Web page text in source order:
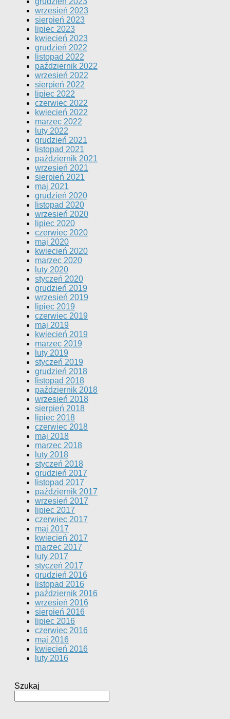
wrzesień 2023
sierpień 2023
lipiec 2023
kwiecień 2023
grudzień 2022
listopad 2022
październik 2022
wrzesień 2022
sierpień 2022
lipiec 2022
czerwiec 2022
kwiecień 2022
marzec 2022
luty 2022
grudzień 2021
listopad 2021
październik 2021
wrzesień 2021
sierpień 2021
maj 2021
grudzień 2020
listopad 2020
wrzesień 2020
lipiec 2020
czerwiec 2020
maj 2020
kwiecień 2020
marzec 2020
luty 2020
styczeń 2020
grudzień 2019
wrzesień 2019
lipiec 2019
czerwiec 2019
maj 2019
kwiecień 2019
marzec 2019
luty 2019
styczeń 2019
grudzień 2018
listopad 2018
październik 2018
wrzesień 2018
sierpień 2018
lipiec 2018
czerwiec 2018
maj 2018
marzec 2018
luty 2018
styczeń 2018
grudzień 2017
listopad 2017
październik 2017
wrzesień 2017
lipiec 2017
czerwiec 2017
maj 2017
kwiecień 2017
marzec 2017
luty 2017
styczeń 2017
grudzień 2016
listopad 2016
październik 2016
wrzesień 2016
sierpień 2016
lipiec 2016
czerwiec 2016
maj 2016
kwiecień 2016
luty 2016
Szukaj